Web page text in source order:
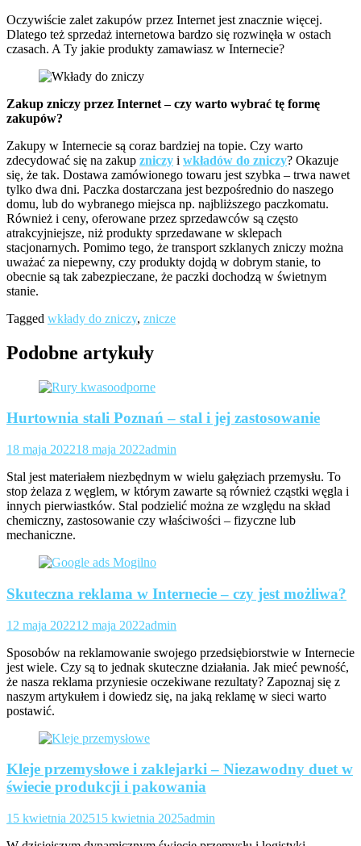
Oczywiście zalet zakupów przez Internet jest znacznie więcej.
Dlatego też sprzedaż internetowa bardzo się rozwinęła w ostach
czasach. A Ty jakie produkty zamawiasz w Internecie?
Zakup zniczy przez Internet – czy warto wybrać tę formę
zakupów?
Zakupy w Internecie są coraz bardziej na topie. Czy warto
zdecydować się na zakup zniczy i wkładów do zniczy? Okazuje
się, że tak. Dostawa zamówionego towaru jest szybka – trwa nawet
tylko dwa dni. Paczka dostarczana jest bezpośrednio do naszego
domu, lub do wybranego miejsca np. najbliższego paczkomatu.
Również i ceny, oferowane przez sprzedawców są często
atrakcyjniejsze, niż produkty sprzedawane w sklepach
stacjonarnych. Pomimo tego, że transport szklanych zniczy można
uważać za niepewny, czy produkty dojdą w dobrym stanie, to
obecnie są tak zabezpieczane, że paczki dochodzą w świetnym
stanie.
Tagged wkłady do zniczy, znicze
Podobne artykuły
Hurtownia stali Poznań – stal i jej zastosowanie
18 maja 202218 maja 2022admin
Stal jest materiałem niezbędnym w wielu gałęziach przemysłu. To
stop żelaza z węglem, w którym zawarte są również cząstki węgla i
innych pierwiastków. Stal podzielić można ze względu na skład
chemiczny, zastosowanie czy właściwości – fizyczne lub
mechaniczne.
Skuteczna reklama w Internecie – czy jest możliwa?
12 maja 202212 maja 2022admin
Sposobów na reklamowanie swojego przedsiębiorstwie w Internecie
jest wiele. Czy są to jednak skuteczne działania. Jak mieć pewność,
że nasza reklama przyniesie oczekiwane rezultaty? Zapoznaj się z
naszym artykułem i dowiedz się, na jaką reklamę w sieci warto
postawić.
Kleje przemysłowe i zaklejarki – Niezawodny duet w
świecie produkcji i pakowania
15 kwietnia 202515 kwietnia 2025admin